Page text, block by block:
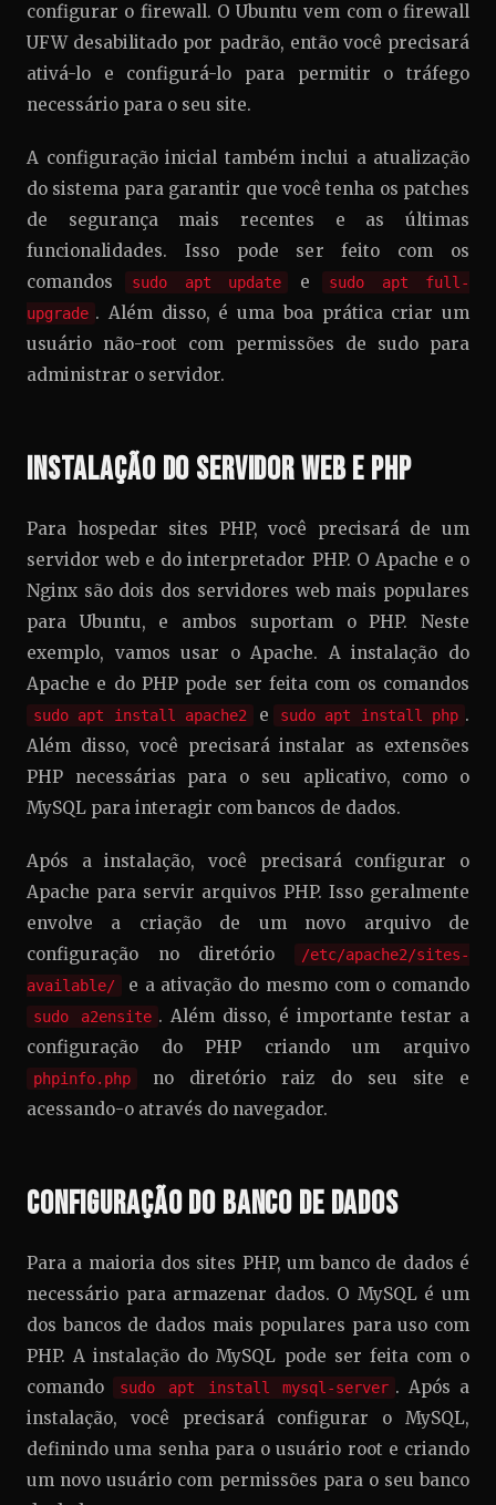
configurar o firewall. O Ubuntu vem com o firewall
UFW desabilitado por padrão, então você precisará
ativá-lo e configurá-lo para permitir o tráfego
necessário para o seu site.
A configuração inicial também inclui a atualização
do sistema para garantir que você tenha os patches
de segurança mais recentes e as últimas
funcionalidades. Isso pode ser feito com os
comandos
sudo apt update e
sudo apt full-
upgrade . Além disso, é uma boa prática criar um
usuário não-root com permissões de sudo para
administrar o servidor.
Instalação do Servidor Web e PHP
Para hospedar sites PHP, você precisará de um
servidor web e do interpretador PHP. O Apache e o
Nginx são dois dos servidores web mais populares
para Ubuntu, e ambos suportam o PHP. Neste
exemplo, vamos usar o Apache. A instalação do
Apache e do PHP pode ser feita com os comandos
sudo apt install apache2 e sudo apt install php .
Além disso, você precisará instalar as extensões
PHP necessárias para o seu aplicativo, como o
MySQL para interagir com bancos de dados.
Após a instalação, você precisará configurar o
Apache para servir arquivos PHP. Isso geralmente
envolve a criação de um novo arquivo de
configuração no diretório
/etc/apache2/sites-
available/
e a ativação do mesmo com o comando
sudo a2ensite . Além disso, é importante testar a
configuração do PHP criando um arquivo
phpinfo.php
no diretório raiz do seu site e
acessando-o através do navegador.
Configuração do Banco de Dados
Para a maioria dos sites PHP, um banco de dados é
necessário para armazenar dados. O MySQL é um
dos bancos de dados mais populares para uso com
PHP. A instalação do MySQL pode ser feita com o
comando
sudo apt install mysql-server . Após a
instalação, você precisará configurar o MySQL,
definindo uma senha para o usuário root e criando
um novo usuário com permissões para o seu banco